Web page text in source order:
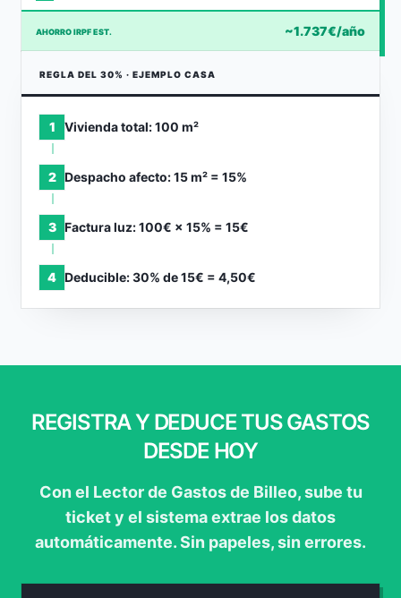
AHORRO IRPF EST. ~1.737€/año
REGLA DEL 30% · EJEMPLO CASA
1 Vivienda total: 100 m²
2 Despacho afecto: 15 m² = 15%
3 Factura luz: 100€ × 15% = 15€
4 Deducible: 30% de 15€ = 4,50€
REGISTRA Y DEDUCE TUS GASTOS
DESDE HOY
Con el Lector de Gastos de Billeo, sube tu
ticket y el sistema extrae los datos
automáticamente. Sin papeles, sin errores.